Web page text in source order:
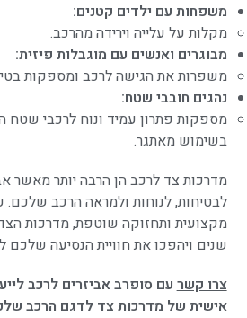
משפחות עם ילדים קטנים:
מקלות על עלייה וירידה מהרכב.
מבוגרים ואנשים עם מוגבלות פיזית:
משפרות את הגישה לרכב ומספקות
נהגים חובבי שטח:
מספקות פתרון עמיד ונוח לרכבי שטח
בשימוש מאתגר.
מדרכות צד לרכב הן הרבה יותר מאשר
לבטיחות, לנוחות ולמראה הרכב שלכם.
מקצועית ותחזוקה שוטפת, מדרכות
שנים ויהפכו את חוויית הנסיעה שלכם
צרו קשרעם סופרב אביזרים לרכב
אישית של מדרכות צד לדגם הרכב